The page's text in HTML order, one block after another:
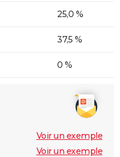
25,0 %
37,5 %
0 %
Voir un exemple
Voir un exemple